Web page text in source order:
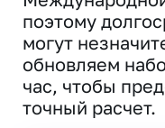
поэтому
могут
обновляем
час, чтобы
точный расчет.